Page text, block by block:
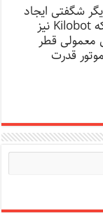
شگفتی ایجاد
می کنند هر یک از این روبات‌های کوچک که Kilobot نیز
معمولی قطر
قدرت